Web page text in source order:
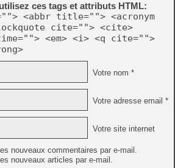
ces tags et attributs HTML:
<abbr title=""> <acronym
cite=""> <cite>
<em> <i> <q cite="">
Votre nom *
Votre adresse email *
Votre site internet
nouveaux commentaires par e-mail.
nouveaux articles par e-mail.